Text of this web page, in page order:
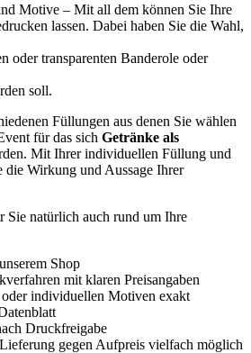
Motive – Mit all dem können Sie Ihre
lassen. Dabei haben Sie die Wahl,
oder transparenten Banderole oder
soll.
Füllungen aus denen Sie wählen
für das sich Getränke als
Mit Ihrer individuellen Füllung und
die Wirkung und Aussage Ihrer
Sie natürlich auch rund um Ihre
Shop
mit klaren Preisangaben
individuellen Motiven exakt
Druckfreigabe
gegen Aufpreis vielfach möglich